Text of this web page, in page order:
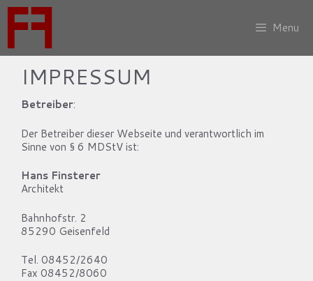
Zum
Inhalt
springen
Menu
IMPRESSUM
Betreiber:
Der Betreiber dieser Webseite und verantwortlich im
Sinne von § 6 MDStV ist:
Hans Finsterer
Architekt
Bahnhofstr. 2
85290 Geisenfeld
Tel. 08452/2640
Fax 08452/8060